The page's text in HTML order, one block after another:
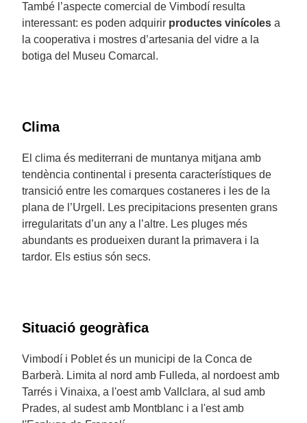
També l’aspecte comercial de Vimbodí resulta
interessant: es poden adquirir productes vinícoles a
la cooperativa i mostres d’artesania del vidre a la
botiga del Museu Comarcal.
Clima
El clima és mediterrani de muntanya mitjana amb
tendència continental i presenta característiques de
transició entre les comarques costaneres i les de la
plana de l’Urgell. Les precipitacions presenten grans
irregularitats d’un any a l’altre. Les pluges més
abundants es produeixen durant la primavera i la
tardor. Els estius són secs.
Situació geogràfica
Vimbodí i Poblet és un municipi de la Conca de
Barberà. Limita al nord amb Fulleda, al nordoest amb
Tarrés i Vinaixa, a l'oest amb Vallclara, al sud amb
Prades, al sudest amb Montblanc i a l'est amb